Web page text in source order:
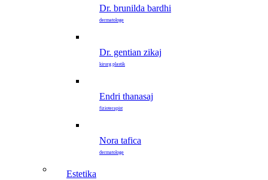
dr. brunilda bardhi
dermatologe
dr. gentian zikaj
kirurg plastik
endri thanasaj
fizioterapist
nora tafica
dermatologe
estetika